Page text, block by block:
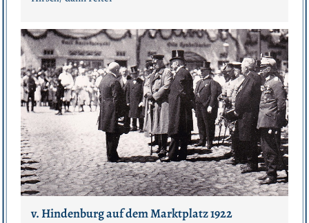
v. Hindenburg auf dem Marktplatz 1922